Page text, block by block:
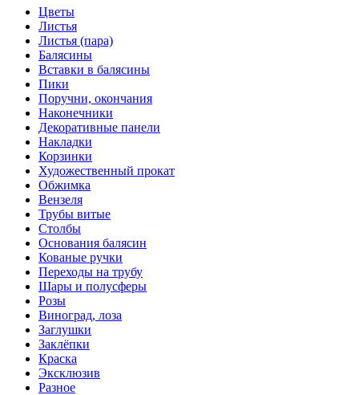
Цветы
Листья
Листья (пара)
Балясины
Вставки в балясины
Пики
Поручни, окончания
Наконечники
Декоративные панели
Накладки
Корзинки
Художественный прокат
Обжимка
Вензеля
Трубы витые
Столбы
Основания балясин
Кованые ручки
Переходы на трубу
Шары и полусферы
Розы
Виноград, лоза
Заглушки
Заклёпки
Краска
Эксклюзив
Разное